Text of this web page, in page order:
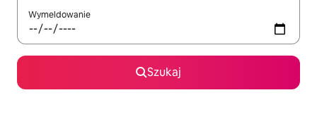
Wymeldowanie
Szukaj